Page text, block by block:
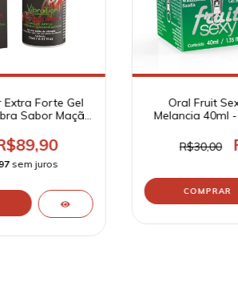
Forte Gel
Sabor Maçã
sem juros
Oral Fruit
Melancia 40ml
R$30,00